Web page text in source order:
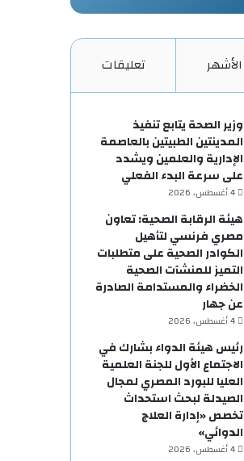
الأشهر تعليقات
وزير الصحة يتابع تنفيذ
المدينتين الطبيتين بالعاصمة
الإدارية والعلمين ويشدد
على سرعة البدء الفعلي
4 أغسطس، 2026
هيئة الرقابة الصحية: تعاون
مصري فرنسي لتأهيل
الكوادر الصحية على متطلبات
التميز للمنشآت الصحية
الخضراء والمستدامة الصادرة
عن جهار
4 أغسطس، 2026
رئيس هيئة الدواء بشارك في
الاجتماع الأول للجنة العلمية
العليا للبورد المصري لمجال
الصيدلة لبحث استحداث
تخصص «إدارة العلاج
الدوائي»
4 أغسطس، 2026